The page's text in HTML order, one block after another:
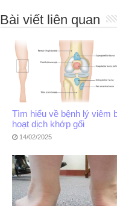
Bài viết liên quan
Tìm hiểu về bệnh lý viêm
hoạt dịch khớp gối
14/02/2025